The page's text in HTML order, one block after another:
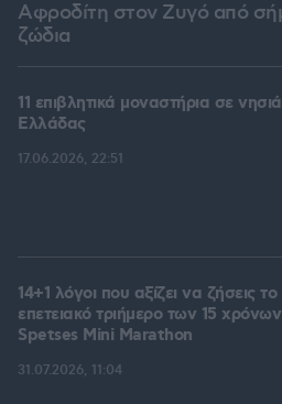
Αφροδίτη στον Ζυγό από
ζώδια
11 επιβλητικά μοναστήρια σε
Ελλάδας
17.06.2026, 22:51
14+1 λόγοι που αξίζει να ζήσεις το
επετειακό τριήμερο των 15
Spetses Mini Marathon
31.07.2026, 11:04